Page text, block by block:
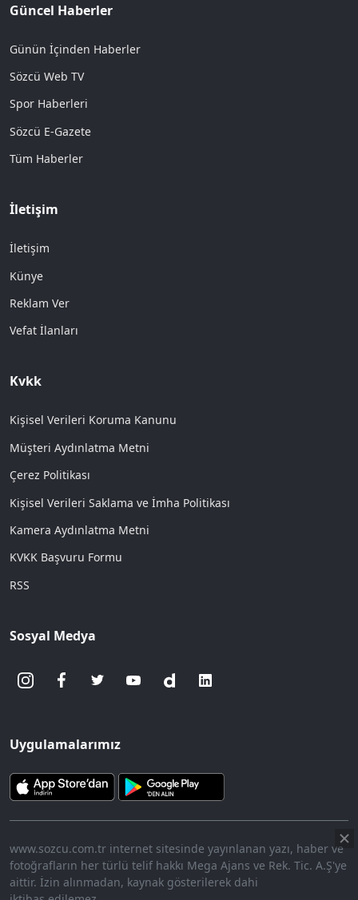
Güncel Haberler
Günün İçinden Haberler
Sözcü Web TV
Spor Haberleri
Sözcü E-Gazete
Tüm Haberler
İletişim
İletişim
Künye
Reklam Ver
Vefat İlanları
Kvkk
Kişisel Verileri Koruma Kanunu
Müşteri Aydınlatma Metni
Çerez Politikası
Kişisel Verileri Saklama ve İmha Politikası
Kamera Aydınlatma Metni
KVKK Başvuru Formu
RSS
Sosyal Medya
Uygulamalarımız
www.sozcu.com.tr internet sitesinde yayınlanan yazı, haber ve
fotoğrafların her türlü telif hakkı Mega Ajans ve Rek. Tic. A.Ş'ye
aittir. İzin alınmadan, kaynak gösterilerek dahi